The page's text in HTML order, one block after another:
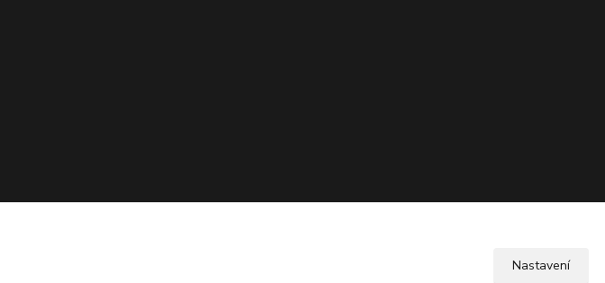
Nastavení